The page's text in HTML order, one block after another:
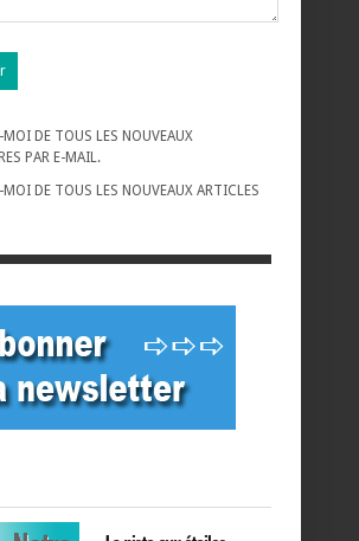
MOI DE TOUS LES NOUVEAUX
PAR E-MAIL.
MOI DE TOUS LES NOUVEAUX ARTICLES